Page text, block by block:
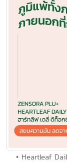
• Heartleaf